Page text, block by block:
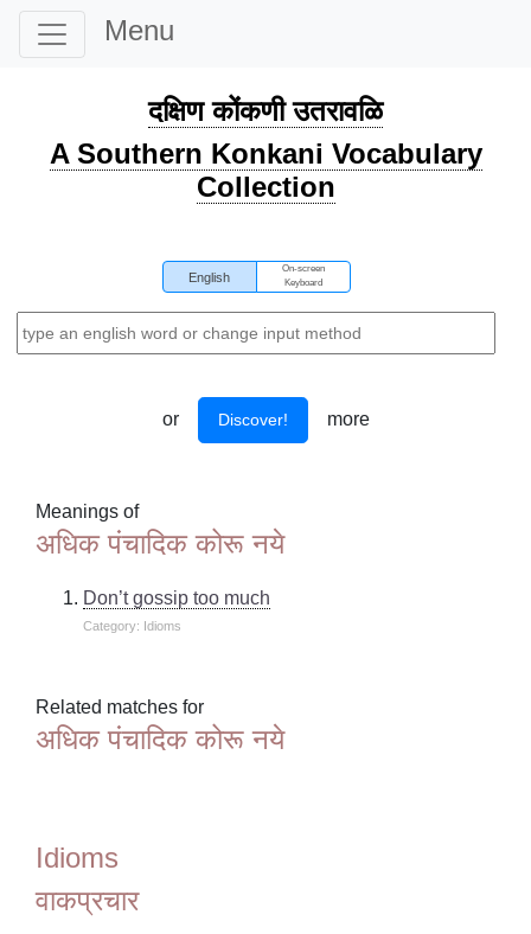
Menu
दक्षिण कोंकणी उतरावळि
A Southern Konkani Vocabulary
Collection
English
On-screen
Keyboard
or Discover! more
Meanings of
अधिक पंचादिक कोरू नये
Don’t gossip too much
Category: Idioms
Related matches for
अधिक पंचादिक कोरू नये
Idioms
वाकप्रचार